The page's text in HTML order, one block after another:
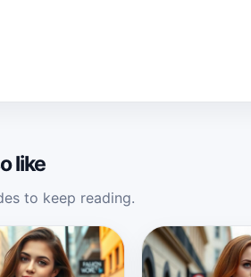
like
to keep reading.